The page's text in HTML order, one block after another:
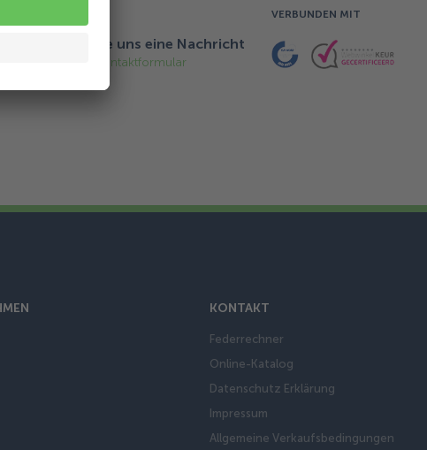
Schicken Sie uns eine Nachricht
Kontaktformular
VERBUNDEN MIT
KONTAKT
Federrechner
Online-Katalog
Datenschutz Erklärung
Impressum
Allgemeine Verkaufsbedingungen